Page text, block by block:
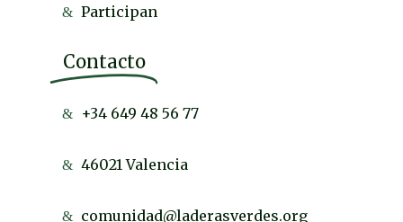
Participan
Contacto
+34 649 48 56 77
46021 Valencia
comunidad@laderasverdes.org